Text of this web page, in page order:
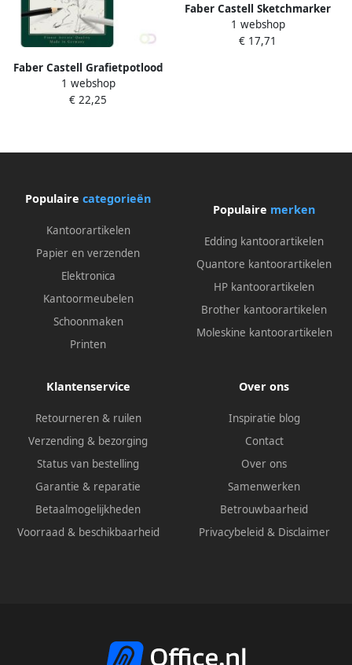
Faber Castell Grafietpotlood
Faber-Castell Pitt Mat Etui
set 11 stuks
1 webshop
€ 22,25
Faber Castell Sketchmarker
Faber-Castell Goldfaber etui
6 stuks Bold Easy World of
1 webshop
€ 17,71
Populaire categorieën
Kantoorartikelen
Papier en verzenden
Elektronica
Kantoormeubelen
Schoonmaken
Printen
Populaire merken
Edding kantoorartikelen
Quantore kantoorartikelen
HP kantoorartikelen
Brother kantoorartikelen
Moleskine kantoorartikelen
Klantenservice
Retourneren & ruilen
Verzending & bezorging
Status van bestelling
Garantie & reparatie
Betaalmogelijkheden
Voorraad & beschikbaarheid
Over ons
Inspiratie blog
Contact
Over ons
Samenwerken
Betrouwbaarheid
Privacybeleid & Disclaimer